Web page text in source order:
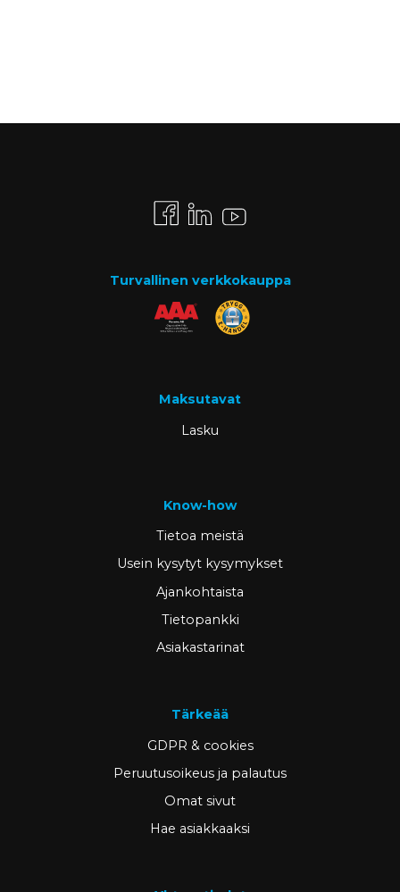
Turvallinen verkkokauppa
Maksutavat
Lasku
Know-how
Tietoa meistä
Usein kysytyt kysymykset
Ajankohtaista
Tietopankki
Asiakastarinat
Tärkeää
GDPR & cookies
Peruutusoikeus ja palautus
Omat sivut
Hae asiakkaaksi